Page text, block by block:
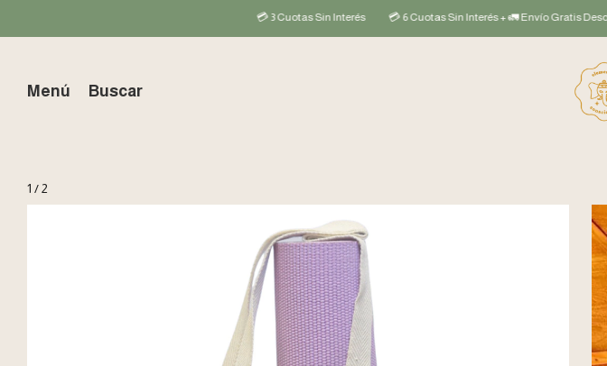
💳 3 Cuotas Sin Interés 💳 6 Cuotas Sin Interés + 🚛 Envío Gratis Desde $200mil
Menú Buscar
1 /2